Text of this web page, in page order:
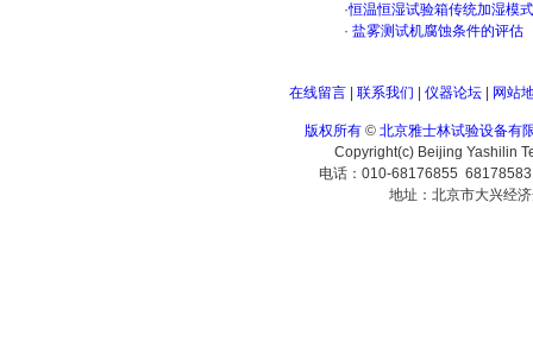
·恒温恒湿试验箱传统加湿模
· 盐雾测试机腐蚀条件的评估
在线留言| 联系我们 仪器论坛| 网站
版权所有 © 北京雅士林试验设备有
Copyright(c) Beijing Yashilin
电话：010-68176855
地址：北京市大兴经